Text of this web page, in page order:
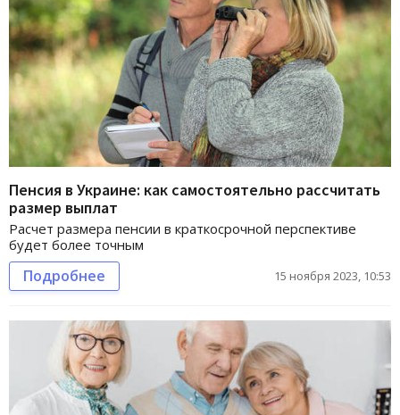
Пенсия в Украине: как самостоятельно рассчитать
размер выплат
Расчет размера пенсии в краткосрочной перспективе
будет более точным
Подробнее 15 ноября 2023, 10:53